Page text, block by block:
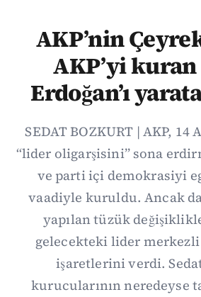
AKP’nin
AKP’yi
Erdoğan’ı
SEDAT BOZKURT | AKP, 14
“lider oligarşisini” sona
ve parti içi demokrasiyi
vaadiyle kuruldu. Ancak
yapılan tüzük
gelecekteki lider merkezli
işaretlerini verdi.
kurucularının neredeyse